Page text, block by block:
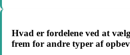
Hvad er fordelene ved at
frem for andre typer af